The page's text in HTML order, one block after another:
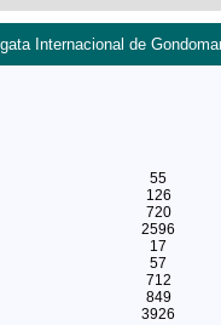
Internacional de
55
126
720
2596
17
57
712
849
3926